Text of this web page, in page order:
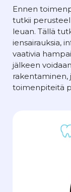
Ennen
tutkii
leuan. Tällä
iensairauksia,
vaativia
jälkeen
rakentaminen,
toimenpiteitä